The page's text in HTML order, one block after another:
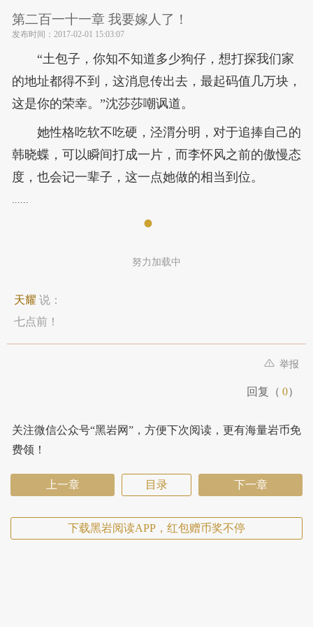
第二百一十一章 我要嫁人了！
发布时间： 2017-02-01 15:03:07
“土包子，你知不知道多少狗仔，想打探我们家
的地址都得不到，这消息传出去，最起码值几万块，
这是你的荣幸。”沈莎莎嘲讽道。
她性格吃软不吃硬，泾渭分明，对于追捧自己的
韩晓蝶，可以瞬间打成一片，而李怀风之前的傲慢态
度，也会记一辈子，这一点她做的相当到位。
......
努力加载中
天耀 说：
七点前！
举报
回复（ 0）
关注微信公众号“黑岩网”，方便下次阅读，更有海量岩币免
费领！
上一章 目录 下一章
下载黑岩阅读APP，红包赠币奖不停